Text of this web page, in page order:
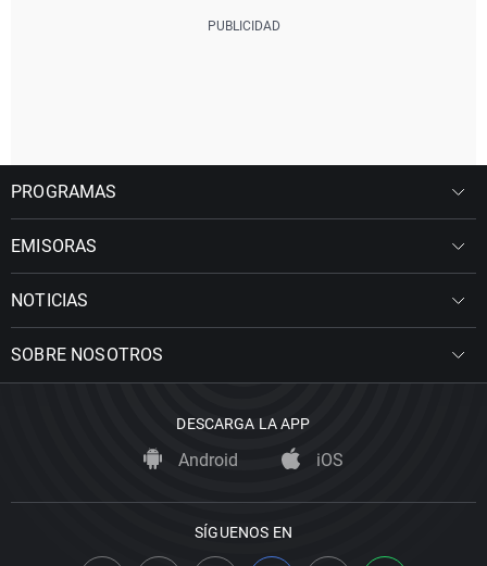
PROGRAMAS
EMISORAS
NOTICIAS
SOBRE NOSOTROS
DESCARGA LA APP
Android iOS
SÍGUENOS EN